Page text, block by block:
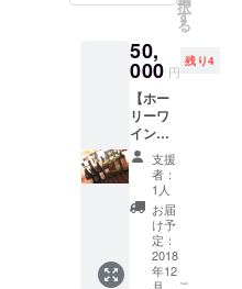
750ｍｌ
O'FEO
INZOLI
A（白ワ
イ
ン）
750ｍ
ｌ ６
択
す
る
50,
000 円
残り4
【ホー
リーワ
イン堪
能プラ
ン】 ・
ホー
リーの
お得な
ワイン
情報 ・
ホー
支援
者：
1人
お届
け予
定：
2018
年12
月